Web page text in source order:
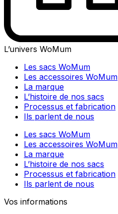
L’univers WoMum
Les sacs WoMum
Les accessoires WoMum
La marque
L’histoire de nos sacs
Processus et fabrication
Ils parlent de nous
Les sacs WoMum
Les accessoires WoMum
La marque
L’histoire de nos sacs
Processus et fabrication
Ils parlent de nous
Vos informations